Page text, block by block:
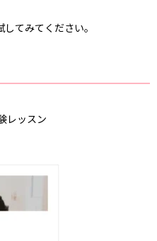
てみてください。
レッスン